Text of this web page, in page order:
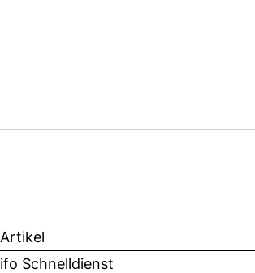
Artikel
ifo Schnelldienst